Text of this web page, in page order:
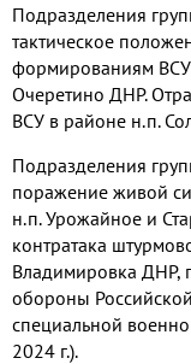
Подразделения
тактическое
формированиям ВСУ
Очеретино ДНР.
ВСУ в районе н.п.
Подразделения
поражение живой
н.п. Урожайное и
контратака
Владимировка ДНР,
обороны
специальной
2024 г.).